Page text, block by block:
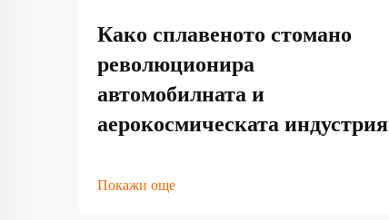
Како сплавеното стомано
революционира
автомобилната и
аерокосмическата индустрия
Покажи още